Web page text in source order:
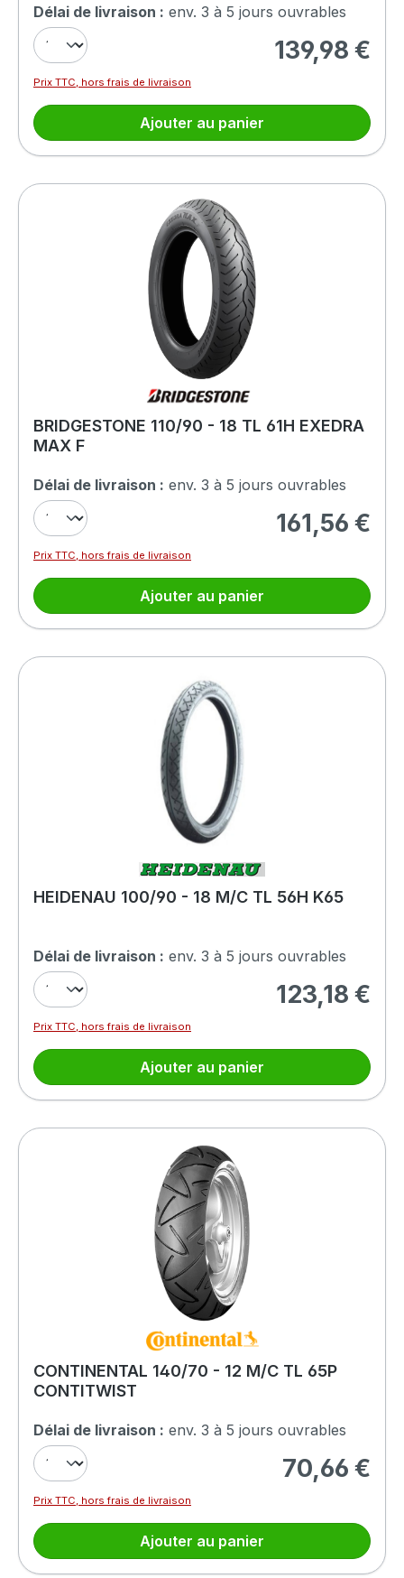
Délai de livraison : env. 3 à 5 jours ouvrables
Prix régulier :
139,98 €
Prix TTC, hors frais de livraison
Ajouter au panier
BRIDGESTONE 110/90 - 18 TL 61H EXEDRA
MAX F
Délai de livraison : env. 3 à 5 jours ouvrables
Prix régulier :
161,56 €
Prix TTC, hors frais de livraison
Ajouter au panier
HEIDENAU 100/90 - 18 M/C TL 56H K65
Délai de livraison : env. 3 à 5 jours ouvrables
Prix régulier :
123,18 €
Prix TTC, hors frais de livraison
Ajouter au panier
CONTINENTAL 140/70 - 12 M/C TL 65P
CONTITWIST
Délai de livraison : env. 3 à 5 jours ouvrables
Prix régulier :
70,66 €
Prix TTC, hors frais de livraison
Ajouter au panier